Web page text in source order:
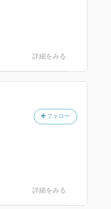
詳細をみる
フォロー
詳細をみる